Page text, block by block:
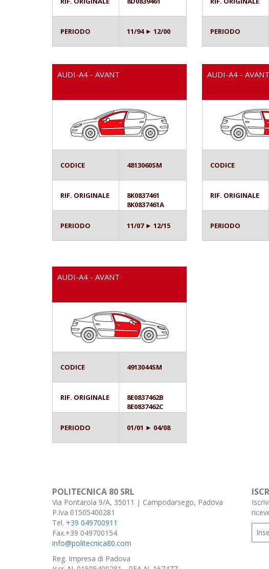
PERIODO 11/94 ► 12/00 PERIODO
AUDI-A4 - AVANT
CODICE 4813060SM
RIF. ORIGINALE
8K0837461
8K0837461A
PERIODO 11/07 ► 12/15
AUDI-A4 - AVANT
CODICE
RIF. ORIGINALE
PERIODO
AUDI-A4 - AVANT
CODICE 4913044SM
RIF. ORIGINALE
8E0837462B
8E0837462C
PERIODO 01/01 ► 04/08
POLITECNICA 80 SRL
Via Pontarola 9/A, 35011 | Campodarsego, Padova
P.Iva 01505400281
Tel. +39 049700911
Fax.+39 049700154
info@politecnica80.com
Reg. Impresa di Padova